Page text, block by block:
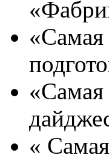
«Самая
«Самая
«